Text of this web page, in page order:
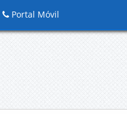
Portal Móvil